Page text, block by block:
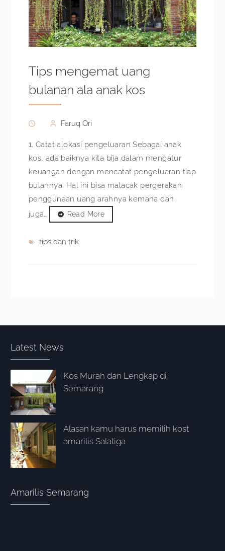
Tips mengemat uang
bulanan ala anak kos
Faruq Ori
1. Catat alokasi pengeluaran Sebagai anak
kos, ada baiknya kita bija dalam mengatur
keuangan dengan mencatat pengeluaran tiap
bulannya. Hal ini bisa malacak pergerakan
penggunaan uang arahnya kemana dan
juga…
Read More
tips dan trik
Latest News
Kos Murah dan Lengkap di
Semarang
Alasan kamu harus memilih kost
amarilis Salatiga
Amarilis Semarang